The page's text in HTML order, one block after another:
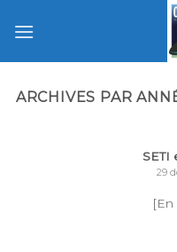
ARCHIVES PAR
SETI
29
[En